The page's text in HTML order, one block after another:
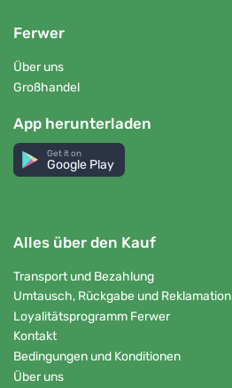
Ferwer
Über uns
Großhandel
App herunterladen
Get it on
Google Play
Alles über den Kauf
Transport und Bezahlung
Umtausch, Rückgabe und Reklamation
Loyalitätsprogramm Ferwer
Kontakt
Bedingungen und Konditionen
Über uns